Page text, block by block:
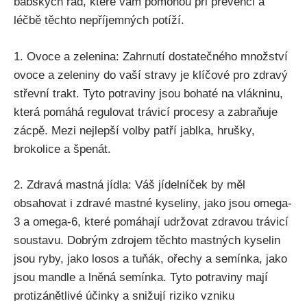
léčbě těchto nepříjemných potíží.
1. Ovoce a zelenina: Zahrnutí dostatečného ​množství
ovoce a zeleniny do ⁤vaší stravy je klíčové pro zdravý
střevní trakt.‍ Tyto potraviny jsou‌ bohaté na vlákninu,
která pomáhá regulovat trávicí‍ procesy a zabraňuje⁣
zácpě. Mezi nejlepší volby patří jablka, hrušky,
brokolice a špenát.
2. Zdravá mastná jídla: Váš jídelníček by měl
obsahovat i zdravé mastné kyseliny, ​jako​ jsou omega-
3 a omega-6, které​ pomáhají udržovat zdravou trávicí
soustavu. Dobrým zdrojem těchto mastných⁢ kyselin
‍jsou ryby, jako⁢ losos a⁤ tuňák, ořechy ⁤a semínka, ‌jako
jsou mandle a lněná semínka. Tyto potraviny mají
protizánětlivé‌ účinky a⁣ snižují​ riziko vzniku